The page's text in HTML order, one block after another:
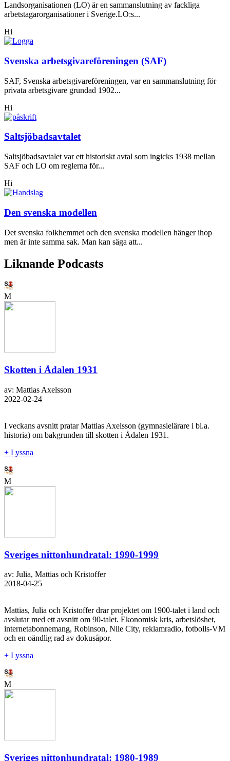
Landsorganisationen (LO) är en sammanslutning av fackliga
arbetstagarorganisationer i Sverige.LO:s...
Hi
Svenska arbetsgivareföreningen (SAF)
SAF, Svenska arbetsgivareföreningen, var en sammanslutning för
privata arbetsgivare grundad 1902...
Hi
Saltsjöbadsavtalet
Saltsjöbadsavtalet var ett historiskt avtal som ingicks 1938 mellan
SAF och LO om reglerna för...
Hi
Den svenska modellen
Det svenska folkhemmet och den svenska modellen hänger ihop
men är inte samma sak. Man kan säga att...
Liknande Podcasts
M
Skotten i Ådalen 1931
av: Mattias Axelsson
2022-02-24
I veckans avsnitt pratar Mattias Axelsson (gymnasielärare i bl.a.
historia) om bakgrunden till skotten i Ådalen 1931.
+ Lyssna
M
Sveriges nittonhundratal: 1990-1999
av: Julia, Mattias och Kristoffer
2018-04-25
Mattias, Julia och Kristoffer drar projektet om 1900-talet i land och
avslutar med ett avsnitt om 90-talet. Ekonomisk kris, arbetslöshet,
internetabonnemang, Robinson, Nile City, reklamradio, fotbolls-VM
och en oändlig rad av dokusåpor.
+ Lyssna
M
Sveriges nittonhundratal: 1980-1989